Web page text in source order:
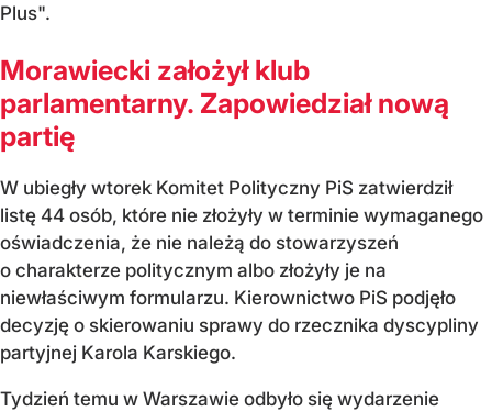
Plus".
Morawiecki założył klub
parlamentarny. Zapowiedział nową
partię
W ubiegły wtorek Komitet Polityczny PiS zatwierdził
listę 44 osób, które nie złożyły w terminie wymaganego
oświadczenia, że nie należą do stowarzyszeń
o charakterze politycznym albo złożyły je na
niewłaściwym formularzu. Kierownictwo PiS podjęło
decyzję o skierowaniu sprawy do rzecznika dyscypliny
partyjnej Karola Karskiego.
Tydzień temu w Warszawie odbyło się wydarzenie